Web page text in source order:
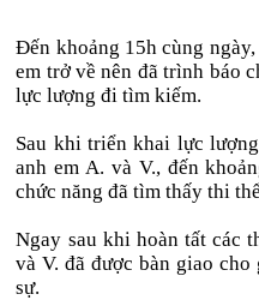
Đến khoảng 15h cùng
em trở về nên đã trình báo
lực lượng đi tìm kiếm.
Sau khi triển khai lực
anh em A. và V., đến
chức năng đã tìm thấy thi
Ngay sau khi hoàn tất các
và V. đã được bàn giao
sự.